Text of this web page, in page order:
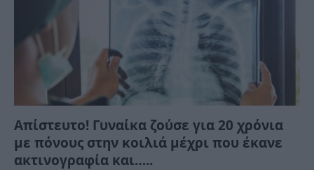
Απίστευτο! Γυναίκα ζούσε για 20 χρόνια
με πόνους στην κοιλιά μέχρι που έκανε
ακτινογραφία και…..